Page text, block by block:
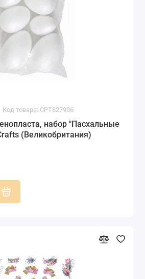
Код товара: CPT827906
набор "Пасхальные
(Великобритания)